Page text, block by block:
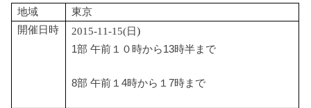
地域
東京
開催日時
2015-11-15(日)
1部 午前１０時から13時半まで
8部 午前１4時から１7時まで